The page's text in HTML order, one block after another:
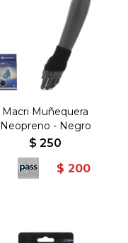
Macri Muñequera
Neopreno - Negro
$ 250
$ 200